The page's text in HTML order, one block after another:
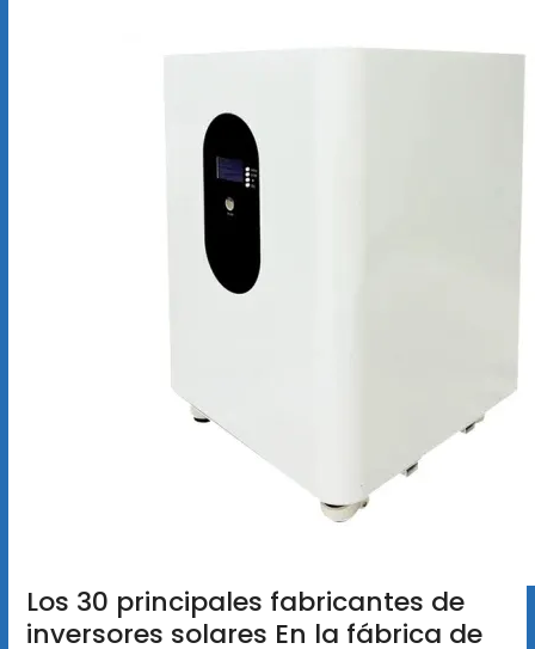
Los 30 principales fabricantes de
inversores solares En la fábrica de